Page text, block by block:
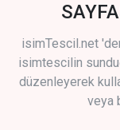
isimTescil.net
isimtescilin
düzenleyerek
veya